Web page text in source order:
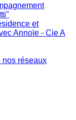
et
Annoïe - Cie A
nos réseaux